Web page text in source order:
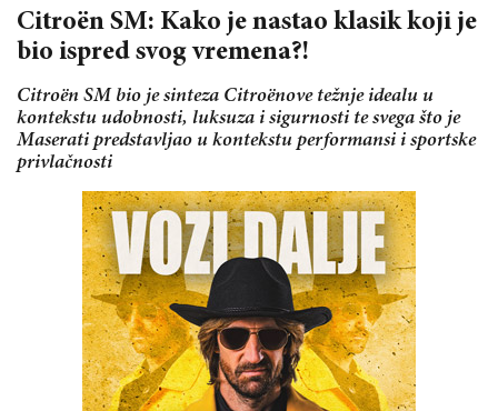
Citroën SM: Kako je nastao klasik koji je
bio ispred svog vremena?!
Citroën SM bio je sinteza Citroënove težnje idealu u
kontekstu udobnosti, luksuza i sigurnosti te svega što je
Maserati predstavljao u kontekstu performansi i sportske
privlačnosti